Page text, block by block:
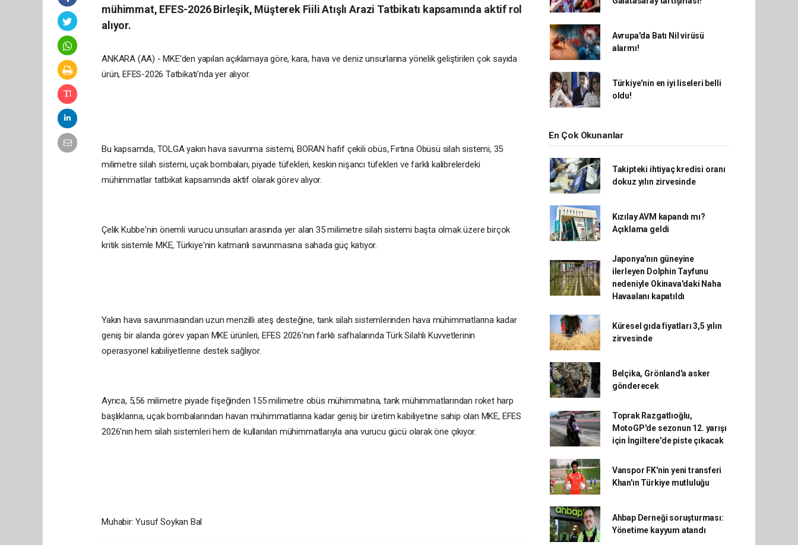
mühimmat, EFES-2026 Birleşik, Müşterek Fiili Atışlı Arazi Tatbikatı kapsamında aktif rol
alıyor.
ANKARA (AA) - MKE'den yapılan açıklamaya göre, kara, hava ve deniz unsurlarına yönelik geliştirilen çok sayıda
ürün, EFES-2026 Tatbikatı'nda yer alıyor.
Bu kapsamda, TOLGA yakın hava savunma sistemi, BORAN hafif çekili obüs, Fırtına Obüsü silah sistemi, 35
milimetre silah sistemi, uçak bombaları, piyade tüfekleri, keskin nişancı tüfekleri ve farklı kalibrelerdeki
mühimmatlar tatbikat kapsamında aktif olarak görev alıyor.
Çelik Kubbe'nin önemli vurucu unsurları arasında yer alan 35 milimetre silah sistemi başta olmak üzere birçok
kritik sistemle MKE, Türkiye'nin katmanlı savunmasına sahada güç katıyor.
Yakın hava savunmasından uzun menzilli ateş desteğine, tank silah sistemlerinden hava mühimmatlarına kadar
geniş bir alanda görev yapan MKE ürünleri, EFES 2026'nın farklı safhalarında Türk Silahlı Kuvvetlerinin
operasyonel kabiliyetlerine destek sağlıyor.
Ayrıca, 5,56 milimetre piyade fişeğinden 155 milimetre obüs mühimmatına, tank mühimmatlarından roket harp
başlıklarına, uçak bombalarından havan mühimmatlarına kadar geniş bir üretim kabiliyetine sahip olan MKE, EFES
2026'nın hem silah sistemleri hem de kullanılan mühimmatlarıyla ana vurucu gücü olarak öne çıkıyor.
Muhabir: Yusuf Soykan Bal
Avrupa'da Batı Nil virüsü
alarmı!
Türkiye'nin en iyi liseleri belli
oldu!
En Çok Okunanlar
Takipteki ihtiyaç kredisi oranı
dokuz yılın zirvesinde
Kızılay AVM kapandı mı?
Açıklama geldi
Japonya'nın güneyine
ilerleyen Dolphin Tayfunu
nedeniyle Okinava'daki Naha
Havaalanı kapatıldı
Küresel gıda fiyatları 3,5 yılın
zirvesinde
Belçika, Grönland'a asker
gönderecek
Toprak Razgatlıoğlu,
MotoGP'de sezonun 12. yarışı
için İngiltere'de piste çıkacak
Vanspor FK'nin yeni transferi
Khan'ın Türkiye mutluluğu
Ahbap Derneği soruşturması:
Yönetime kayyum atandı